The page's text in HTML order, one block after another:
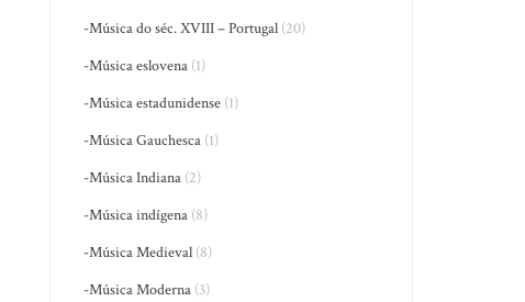
-Música do séc. XVIII – Portugal (20)
-Música eslovena (1)
-Música estadunidense (1)
-Música Gauchesca (1)
-Música Indiana (2)
-Música indígena (8)
-Música Medieval (8)
-Música Moderna (3)